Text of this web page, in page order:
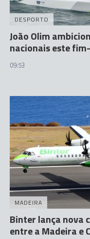
DESPORTO
João Olim
nacionais este
09:53
MADEIRA
Binter lança nova
entre a Madeira e